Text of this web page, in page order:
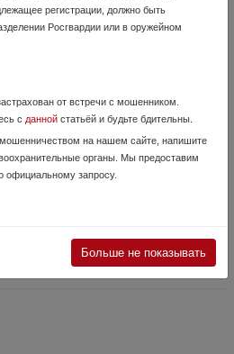
Приклад цевье орех Английская
и ид. Оружее для ценителей…
регистрации, должно быть
Росгвардии или в оружейном
от встречи с мошенником.
с даннойстатьёй и будьте бдительны.
на нашем сайте, напишите
органы. Мы предоставим
официальному запросу.
Больше не показывать